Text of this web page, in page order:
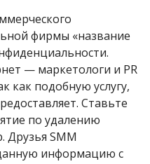
фирмы «название
— маркетологи и PR
как подобную услугу,
Ставьте
по удалению
Друзья SMM
информацию с